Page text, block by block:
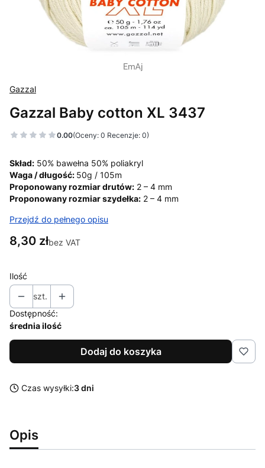
Gazzal
Gazzal Baby cotton XL 3437
0.00(Oceny: 0 Recenzje: 0)
Skład: 50% bawełna 50% poliakryl
Waga / długość: 50g / 105m
Proponowany rozmiar drutów: 2 – 4 mm
Proponowany rozmiar szydełka: 2 – 4 mm
Przejdź do pełnego opisu
Cena
8,30 złbez VAT
Ilość
szt.
Dostępność:
średnia ilość
Dodaj do koszyka
Czas wysyłki:3 dni
Opis